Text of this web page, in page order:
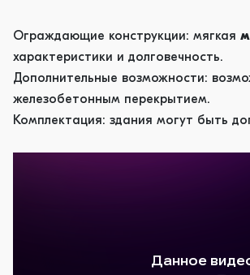
Ограждающие конструкции: мягкая
характеристики и долговечность.
Дополнительные возможности:
железобетонным перекрытием.
Комплектация: здания могут быть